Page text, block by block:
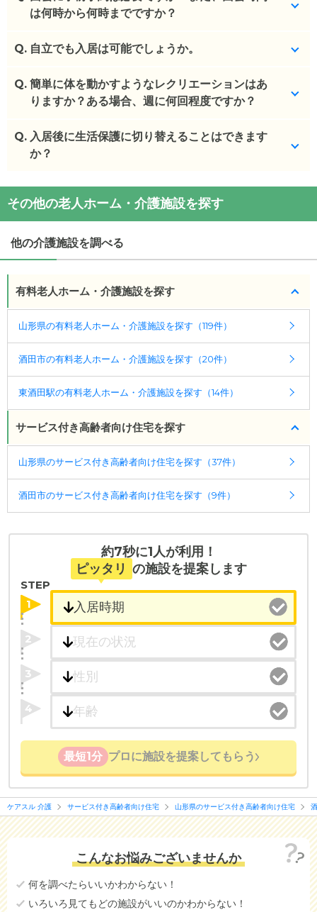
をお願いしてます。
(回答者: 施設担当者,回答日: 2024/02/29)
は何時から何時までですか？
前日までにご予約をお願いします。時間は20分目安
(回答者: 施設担当者,回答日: 2024/02/29)
Q. 自立でも入居は可能でしょうか。
受け入れ可能です。
Q. 簡単に体を動かすようなレクリエーションはあ
りますか？ある場合、週に何回程度ですか？
特にしていません。併設しているデイサービスで行
っていただいてます。
Q. 入居後に生活保護に切り替えることはできます
か？
対応可能です。
その他の老人ホーム・介護施設を探す
他の介護施設を調べる
有料老人ホーム・介護施設を探す
山形県の有料老人ホーム・介護施設を探す（119件）
酒田市の有料老人ホーム・介護施設を探す（20件）
東酒田駅の有料老人ホーム・介護施設を探す（14件）
サービス付き高齢者向け住宅を探す
山形県のサービス付き高齢者向け住宅を探す（37件）
酒田市のサービス付き高齢者向け住宅を探す（9件）
約7秒に1人が利用！
ピッタリ の施設を提案します
STEP
1
2
3
4
最短1分 プロに施設を提案してもらう
ケアスル 介護 サービス付き高齢者向け住宅 山形県のサービス付き高齢者向け住宅
こんなお悩みございませんか
何を調べたらいいかわからない！
いろいろ見てもどの施設がいいのかわからない！